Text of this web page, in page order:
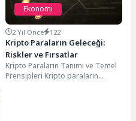
Ekonomi
2 Yıl Önce 122
Kripto Paraların Geleceği:
Riskler ve Fırsatlar
Kripto Paraların Tanımı ve Temel
Prensipleri Kripto paraların